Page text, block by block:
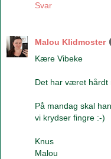
Svar
Malou Klidmoster
Kære Vibeke
Det har været hårdt
På mandag skal
vi krydser fingre :-)
Knus
Malou